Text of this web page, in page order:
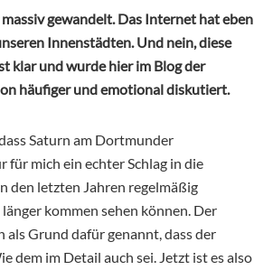
gewandelt. Das Internet hat eben
Innenstädten. Und nein, diese
klar und wurde hier im Blog der
häufiger und emotional diskutiert.
Saturn am Dortmunder
mich ein echter Schlag in die
den letzten Jahren regelmäßig
kommen sehen können. Der
als Grund dafür genannt, dass der
dem im Detail auch sei. Jetzt ist es also